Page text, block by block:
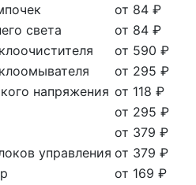
от 84 ₽
света
от 84 ₽
от 590 ₽
от 295 ₽
напряжения от 118 ₽
от 295 ₽
от 379 ₽
управления от 379 ₽
от 169 ₽